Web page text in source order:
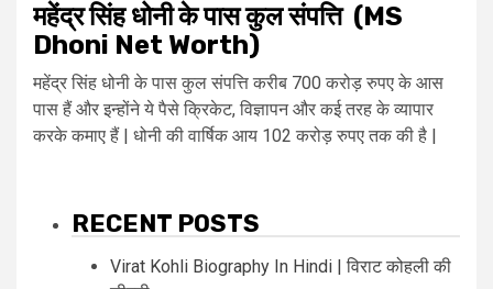
महेंद्र सिंह धोनी के पास कुल संपत्ति (MS
Dhoni Net Worth)
महेंद्र सिंह धोनी के पास कुल संपत्ति करीब 700 करोड़ रुपए के आस
पास हैं और इन्होंने ये पैसे क्रिकेट, विज्ञापन और कई तरह के व्यापार
करके कमाए हैं | धोनी की वार्षिक आय 102 करोड़ रुपए तक की है |
RECENT POSTS
Virat Kohli Biography In Hindi | विराट कोहली की